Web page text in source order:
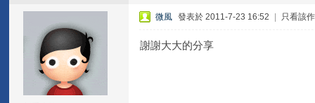
微風 發表於 2011-7-23 16:52 只看該
謝謝大大的分享